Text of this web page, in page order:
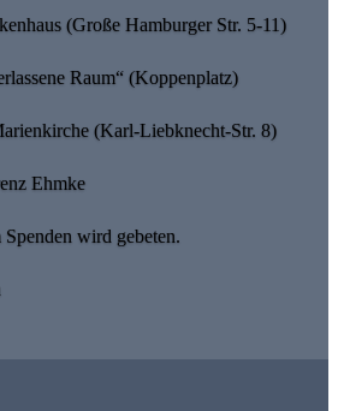
(Große Hamburger Str. 5-11)
Raum“ (Koppenplatz)
(Karl-Liebknecht-Str. 8)
Ehmke
wird gebeten.